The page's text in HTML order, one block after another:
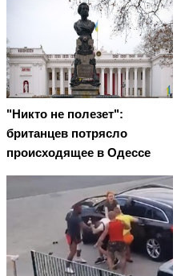
"Никто не полезет":
британцев потрясло
происходящее в Одессе